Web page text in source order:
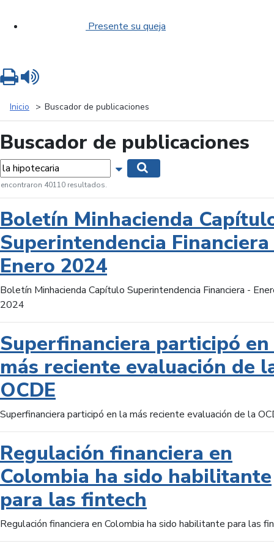
Presente su queja
Inicio Buscador de publicaciones
Buscador de publicaciones
Mostrar opciones de búsqueda
encontraron 40110 resultados.
Boletín Minhacienda
Superintendencia
Enero 2024
Boletín Minhacienda Capítulo Superintendencia Financiera -
2024
Superfinanciera participó
más reciente evaluación de
OCDE
Superfinanciera participó en la más reciente evaluación de la
Regulación financiera en
Colombia ha sido habilitante
para las fintech
Regulación financiera en Colombia ha sido habilitante para las
Imprimir